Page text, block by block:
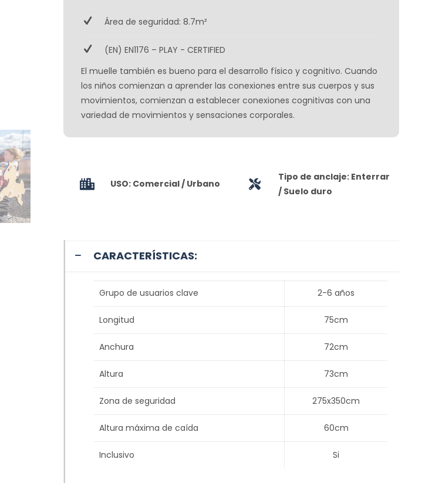
Área de seguridad: 8.7m²
(EN) EN1176 – PLAY - CERTIFIED
El muelle también es bueno para el desarrollo físico y cognitivo. Cuando
los niños comienzan a aprender las conexiones entre sus cuerpos y sus
movimientos, comienzan a establecer conexiones cognitivas con una
variedad de movimientos y sensaciones corporales.
USO: Comercial / Urbano
Tipo de anclaje: Enterrar
/ Suelo duro
CARACTERÍSTICAS:
Grupo de usuarios clave 2-6 años
Longitud 75cm
Anchura 72cm
Altura 73cm
Zona de seguridad 275x350cm
Altura máxima de caída 60cm
Inclusivo Si